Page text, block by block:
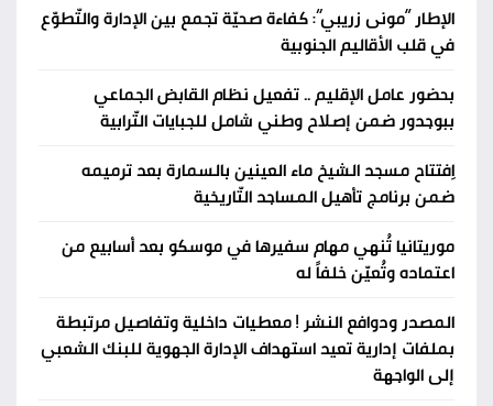
الإطار “مونى زريبي”: كفاءة صحيّة تجمع بين الإدارة والتّطوّع
في قلب الأقاليم الجنوبية
بحضور عامل الإقليم .. تفعيل نظام القابض الجماعي
ببوجدور ضمن إصلاح وطني شامل للجبايات التّرابية
اِفتتاح مسجد الشيخ ماء العينين بالسمارة بعد ترميمه
ضمن برنامج تأهيل المساجد التّاريخية
موريتانيا تُنهي مهام سفيرها في موسكو بعد أسابيع من
اعتماده وتُعيّن خلفاً له
المصدر ودوافع النشر ! معطيات داخلية وتفاصيل مرتبطة
بملفات إدارية تعيد استهداف الإدارة الجهوية للبنك الشعبي
إلى الواجهة